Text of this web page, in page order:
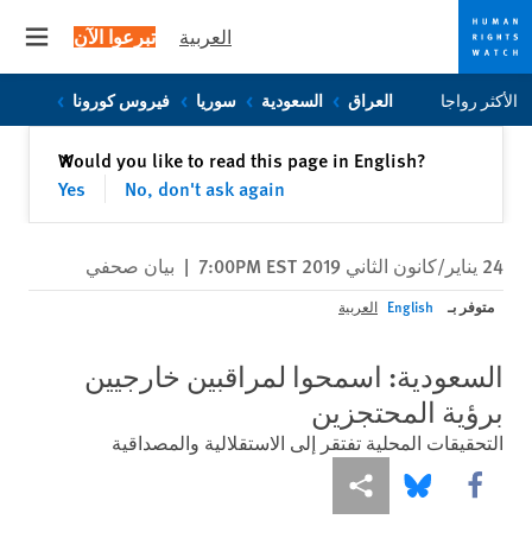
Skip
to
Skip
to
العربية تبرعوا الآن
الأكثر رواجا العراق السعودية سوريا فيروس كورونا
Would you like to read this page in English?
Yes
No, don't ask again
✕إغلاق
24 يناير/كانون الثاني 2019 7:00PM EST | بيان صحفي
متوفر بـ English العربية
السعودية: اسمحوا لمراقبين خارجيين
برؤية المحتجزين
التحقيقات المحلية تفتقر إلى الاستقلالية والمصداقية
Share this via Facebook
Share this via Bluesky
Share this via مشاركة